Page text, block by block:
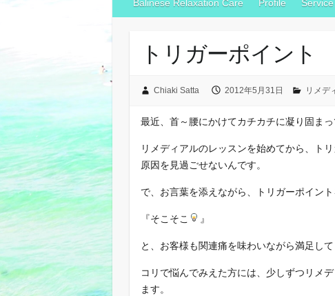
Balinese Relaxation Care Profile Service
トリガーポイント
Chiaki Satta 2012年5月31日 リメデ
最近、首～腰にかけてカチカチに凝り固ま
リメディアルのレッスンを始めてから、ト
原因を見過ごせないんです。
で、お言葉を添えながら、トリガーポイン
『そこそこ 』
と、お客様も関連痛を味わいながら満足して
コリで悩んでみえた方には、少しずつリメ
ます。